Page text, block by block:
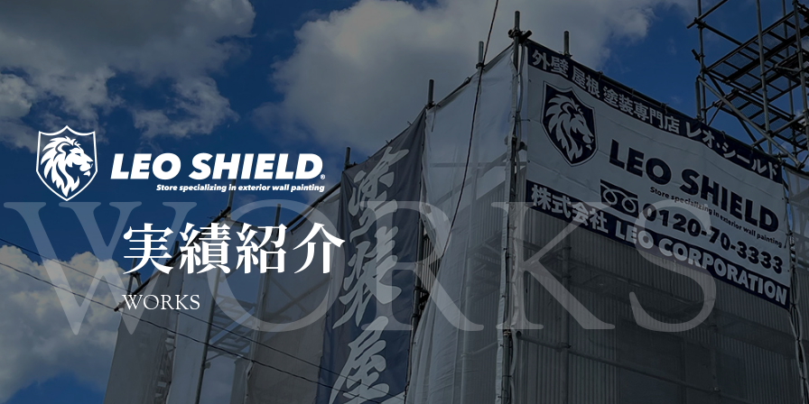
実績紹介
WORKS